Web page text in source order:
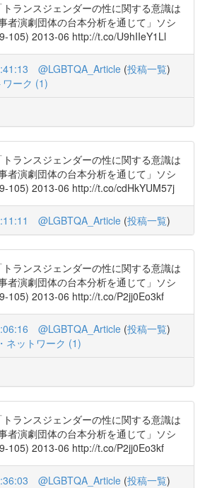
トランスジェンダーの性に関する意識は
者演劇団体の台本分析を通じて」ソシ
105) 2013-06 http://t.co/U9hIIeY1Ll
@LGBTQA_Article (投稿一覧)
ワーク (1)
トランスジェンダーの性に関する意識は
者演劇団体の台本分析を通じて」ソシ
105) 2013-06 http://t.co/cdHkYUM57j
@LGBTQA_Article (投稿一覧)
トランスジェンダーの性に関する意識は
者演劇団体の台本分析を通じて」ソシ
105) 2013-06 http://t.co/P2jj0Eo3kf
@LGBTQA_Article (投稿一覧)
ネットワーク (1)
トランスジェンダーの性に関する意識は
者演劇団体の台本分析を通じて」ソシ
105) 2013-06 http://t.co/P2jj0Eo3kf
@LGBTQA_Article (投稿一覧)